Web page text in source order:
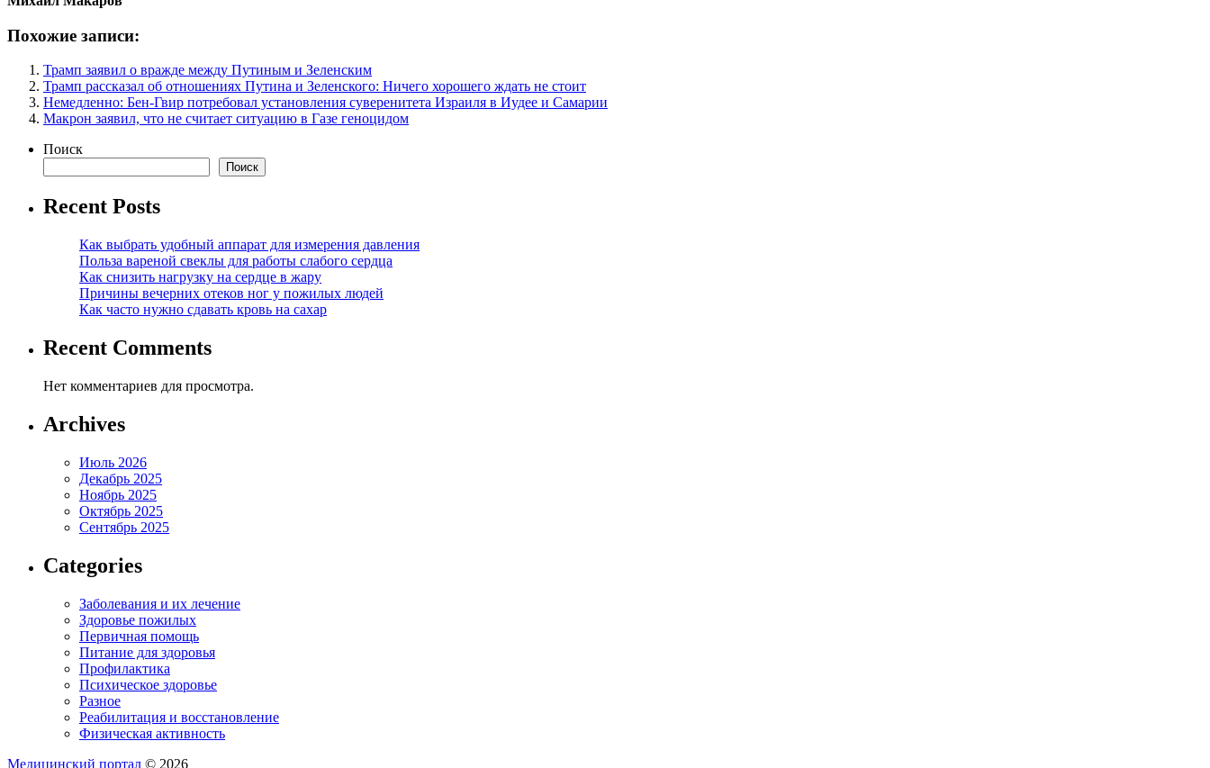
Похожие записи:
Трамп заявил о вражде между Путиным и Зеленским
Трамп рассказал об отношениях Путина и Зеленского: Ничего хорошего ждать не стоит
Немедленно: Бен-Гвир потребовал установления суверенитета Израиля в Иудее и Самарии
Макрон заявил, что не считает ситуацию в Газе геноцидом
Поиск
Поиск
Recent Posts
Как выбрать удобный аппарат для измерения давления
Польза вареной свеклы для работы слабого сердца
Как снизить нагрузку на сердце в жару
Причины вечерних отеков ног у пожилых людей
Как часто нужно сдавать кровь на сахар
Recent Comments
Нет комментариев для просмотра.
Archives
Июль 2026
Декабрь 2025
Ноябрь 2025
Октябрь 2025
Сентябрь 2025
Categories
Заболевания и их лечение
Здоровье пожилых
Первичная помощь
Питание для здоровья
Профилактика
Психическое здоровье
Разное
Реабилитация и восстановление
Физическая активность
Медицинский портал © 2026